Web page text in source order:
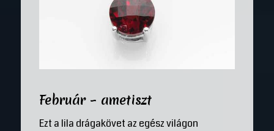
Február – ametiszt
Ezt a lila drágakövet az egész világon